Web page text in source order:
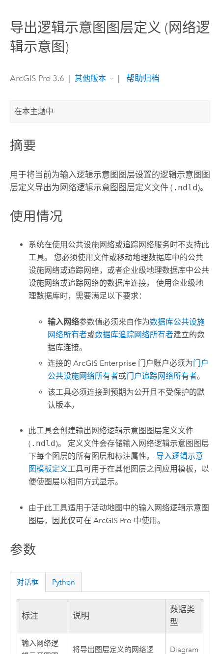
导出逻辑示意图图层定义 (网络逻
辑示意图)
ArcGIS Pro 3.6 | 其他版本 | 帮助归档
在本主题中
摘要
用于将当前为输入逻辑示意图图层设置的逻辑示意图图
层定义导出为网络逻辑示意图图层定义文件 ( .ndld)。
使用情况
系统在使用公共设施网络或追踪网络服务时不支持此
工具。 您必须使用文件或移动地理数据库中的公共
设施网络或追踪网络，或者企业级地理数据库中公共
设施网络或追踪网络的数据库连接。 使用企业级地
理数据库时，需要满足以下要求：
输入网络参数值必须来自作为数据库公共设施
网络所有者或数据库追踪网络所有者建立的数
据库连接。
连接的ArcGIS Enterprise 门户账户必须为门户
公共设施网络所有者或门户追踪网络所有者。
该工具必须连接到预期为公开且不受保护的默
认版本。
此工具会创建输出网络逻辑示意图图层定义文件
( .ndld )。 定义文件会存储输入网络逻辑示意图图层
下每个图层的所有图层和标注属性。 导入逻辑示意
图模板定义工具可用于在其他图层之间应用模板，以
便使图层以相同方式显示。
由于此工具适用于活动地图中的输入网络逻辑示意图
图层，因此仅可在ArcGIS Pro 中使用。
参数
对话框 Python
标注 说明
数据类
型
输入网络逻
将导出图层定义的网络逻
Diagram